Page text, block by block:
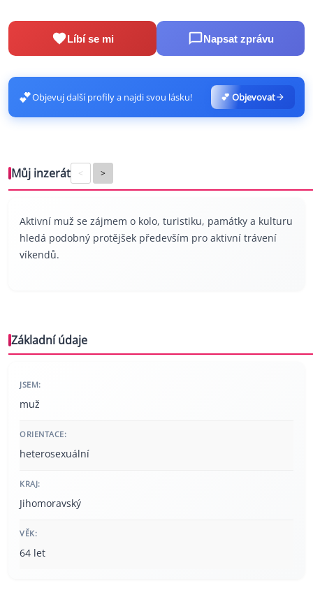
Líbí se mi Napsat zprávu
💕Objevuj další profily a najdi svou lásku! 💕 Objevovat
Můj inzerát < >
Aktivní muž se zájmem o kolo, turistiku, památky a kulturu
hledá podobný protějšek především pro aktivní trávení
víkendů.
Základní údaje
JSEM:
muž
ORIENTACE:
heterosexuální
KRAJ:
Jihomoravský
VĚK:
64 let